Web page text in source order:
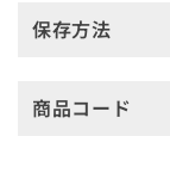
保存方法
商品コード